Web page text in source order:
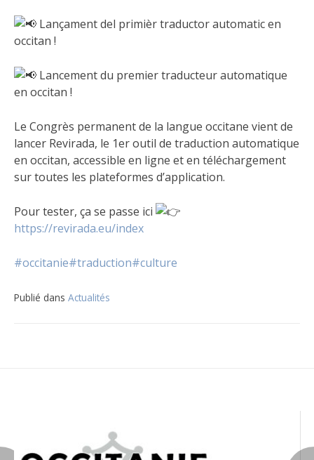
Lançament del primièr traductor automatic en
occitan !
Lancement du premier traducteur automatique
en occitan !
Le Congrès permanent de la langue occitane vient de
lancer Revirada, le 1er outil de traduction automatique
en occitan, accessible en ligne et en téléchargement
sur toutes les plateformes d’application.
Pour tester, ça se passe ici
https://revirada.eu/index
#occitanie#traduction#culture
Publié dans Actualités